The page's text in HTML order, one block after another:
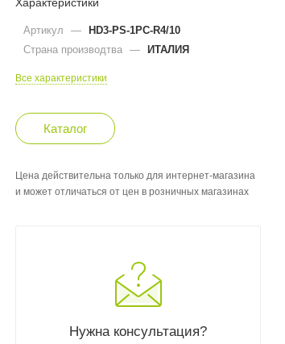
Артикул — HD3-PS-1PC-R4/10
Страна производтва — ИТАЛИЯ
Все характеристики
Каталог
Цена действительна только для интернет-магазина
и может отличаться от цен в розничных магазинах
Нужна консультация?